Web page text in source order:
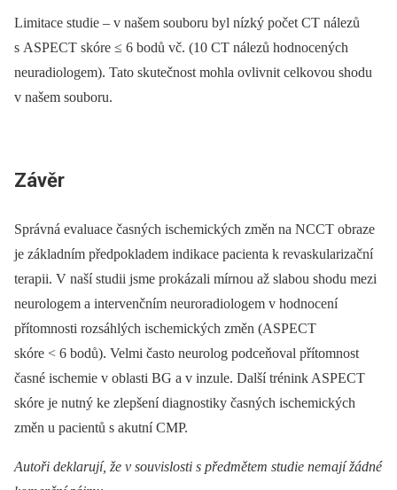
Limitace studie –⁠ v našem souboru byl nízký počet CT nálezů
s ASPECT skóre ≤ 6 bodů vč. (10 CT nálezů hodnocených
neuradiologem). Tato skutečnost mohla ovlivnit celkovou shodu
v našem souboru.
Závěr
Správná evaluace časných ischemických změn na NCCT obraze
je základním předpokladem indikace pacienta k revaskularizační
terapii. V naší studii jsme prokázali mírnou až slabou shodu mezi
neurologem a intervenčním neuroradiologem v hodnocení
přítomnosti rozsáhlých ischemických změn (ASPECT
skóre < 6 bodů). Velmi často neurolog podceňoval přítomnost
časné ischemie v oblasti BG a v inzule. Další trénink ASPECT
skóre je nutný ke zlepšení diagnostiky časných ischemických
změn u pacientů s akutní CMP.
Autoři deklarují, že v souvislosti s předmětem studie nemají žádné